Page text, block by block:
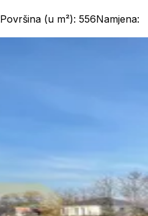
Površina (u m²): 556Namjena: